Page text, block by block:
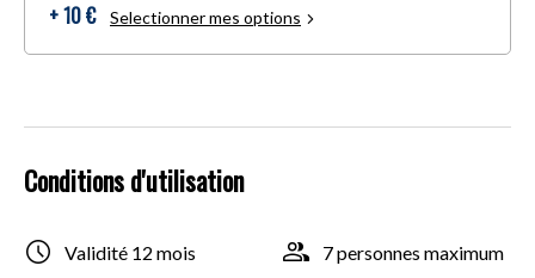
+ 10 € Selectionner mes options
Conditions d'utilisation
Validité 12 mois 7 personnes maximum